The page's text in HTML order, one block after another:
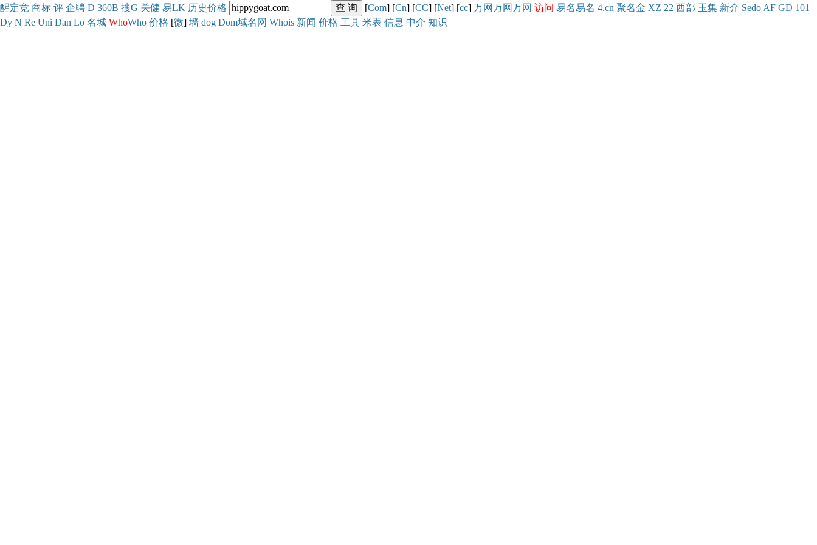
醒定竞 商标 评 企聘 D 360B 搜G 关健 易LK 历史价格 [Com] [Cn] [CC] [Net] [cc] 万网万网万网 访问 易名易名 4.cn 聚名金 XZ 22 西部 玉集 新介 Sedo AF GD 101
Dy N Re Uni Dan Lo 名城 WhoWho 价格 [微] 墙 dog Dom域名网 Whois 新闻 价格 工具 米表 信息 中介 知识